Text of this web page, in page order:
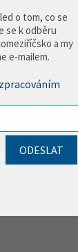
o tom, co se
se k odběru
a my
e-mailem.
zpracováním